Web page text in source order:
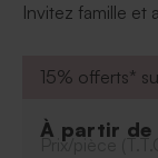
Invitez famille et
modernes avec
informations du
15% offerts*
À partir de
Prix/pièce